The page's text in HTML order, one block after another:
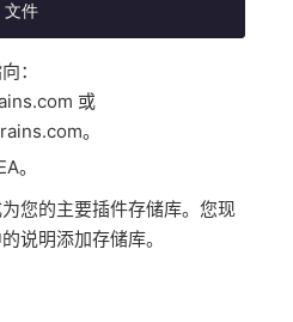
件
：
或
。
。
您的主要插件存储库。您现
说明添加存储库。